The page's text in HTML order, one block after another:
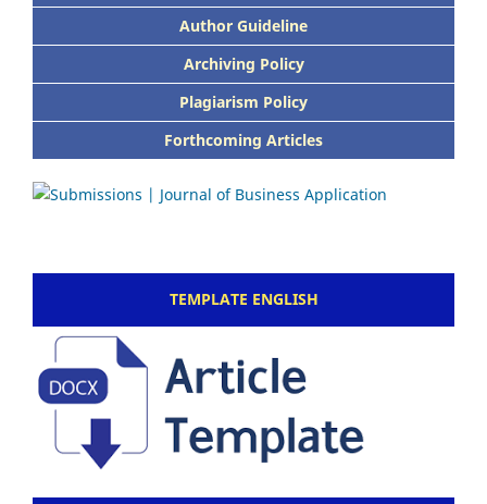
Author Guideline
Archiving Policy
Plagiarism Policy
Forthcoming Articles
TEMPLATE ENGLISH